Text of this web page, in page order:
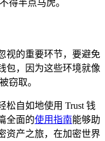
得半点马虎。
视的重要环节，要避免
包，因为这些环境就像
窃取。
松自如地使用 Trust 钱
全面的使用指南能够助
资产之旅，在加密世界